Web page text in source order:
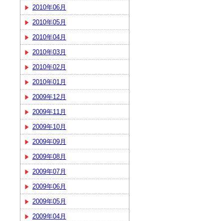
2010年06月
2010年05月
2010年04月
2010年03月
2010年02月
2010年01月
2009年12月
2009年11月
2009年10月
2009年09月
2009年08月
2009年07月
2009年06月
2009年05月
2009年04月